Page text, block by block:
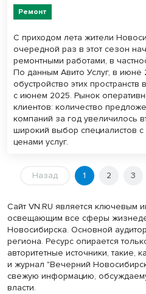
Ремонт
С приходом лета жители
очередной раз в этот сезон
ремонтными работами, в
По данным Авито Услуг, в июне
обустройство этих
с июнем 2025. Рынок
клиентов: количество
компаний за год увеличилось
широкий выбор специалистов
ценами услуг.
Назад 1 2 3
Сайт VN.RU является ключевым
освещающим все сферы
Новосибирска. Основной
региона. Ресурс опирается
авторитетные источники, такие,
и журнал "Вечерний
свежую информацию,
власти.